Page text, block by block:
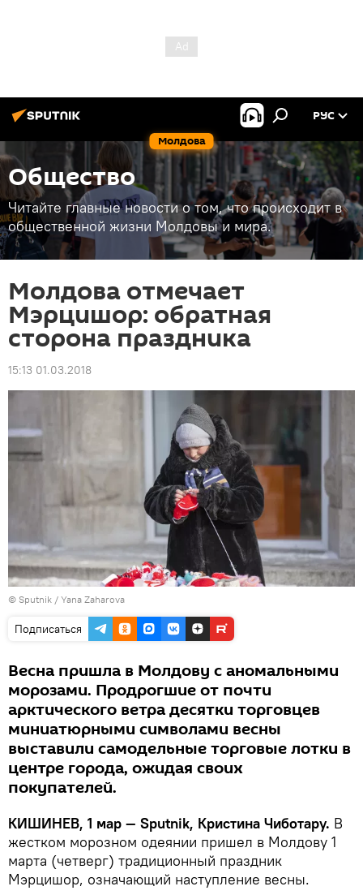
Молдова
РУС
Общество
Читайте главные новости о том, что происходит в
общественной жизни Молдовы и мира.
Молдова отмечает
Мэрцишор: обратная
сторона праздника
15:13 01.03.2018
© Sputnik / Yana Zaharova
Подписаться
Весна пришла в Молдову с аномальными
морозами. Продрогшие от почти
арктического ветра десятки торговцев
миниатюрными символами весны
выставили самодельные торговые лотки в
центре города, ожидая своих
покупателей.
КИШИНЕВ, 1 мар — Sputnik, Кристина Чиботару. В
жестком морозном одеянии пришел в Молдову 1
марта (четверг) традиционный праздник
Мэрцишор, означающий наступление весны.